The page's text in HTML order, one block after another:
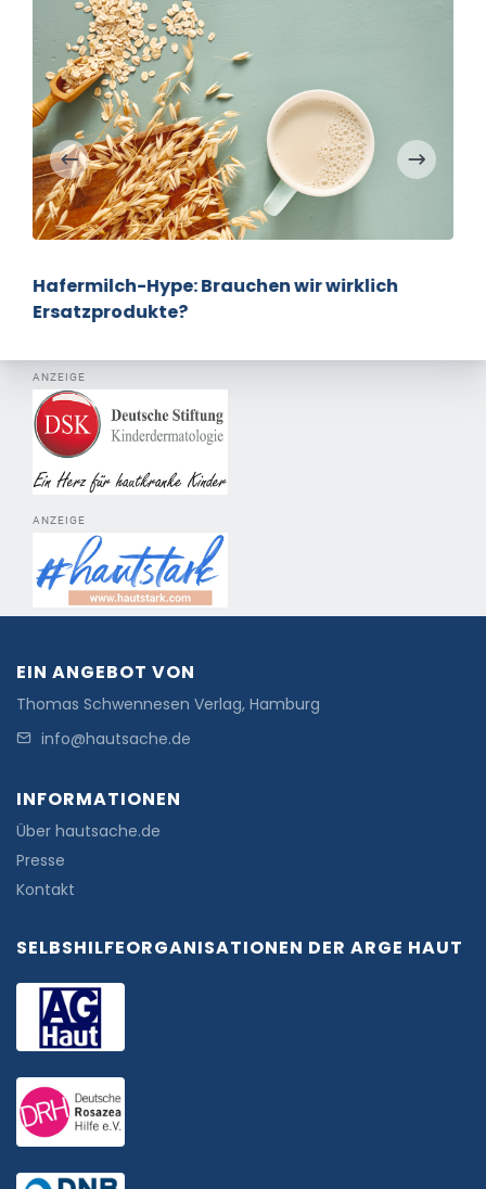
Hafermilch-Hype: Brauchen wir wirklich
Ersatzprodukte?
ANZEIGE
ANZEIGE
EIN ANGEBOT VON
Thomas Schwennesen Verlag, Hamburg
info@hautsache.de
INFORMATIONEN
Über hautsache.de
Presse
Kontakt
SELBSHILFEORGANISATIONEN DER ARGE HAUT